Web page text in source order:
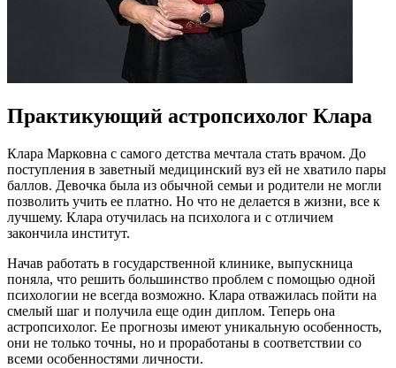
Практикующий астропсихолог Клара
Клара Марковна с самого детства мечтала стать врачом. До
поступления в заветный медицинский вуз ей не хватило пары
баллов. Девочка была из обычной семьи и родители не могли
позволить учить ее платно. Но что не делается в жизни, все к
лучшему. Клара отучилась на психолога и с отличием
закончила институт.
Начав работать в государственной клинике, выпускница
поняла, что решить большинство проблем с помощью одной
психологии не всегда возможно. Клара отважилась пойти на
смелый шаг и получила еще один диплом. Теперь она
астропсихолог. Ее прогнозы имеют уникальную особенность,
они не только точны, но и проработаны в соответствии со
всеми особенностями личности.